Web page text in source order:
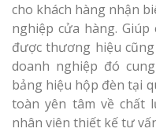
cho khách hàng nhận
nghiệp cửa hàng.
được thương hiệu
doanh nghiệp đó
bảng hiệu hộp đèn tại
toàn yên tâm về chất
nhân viên thiết kế tư